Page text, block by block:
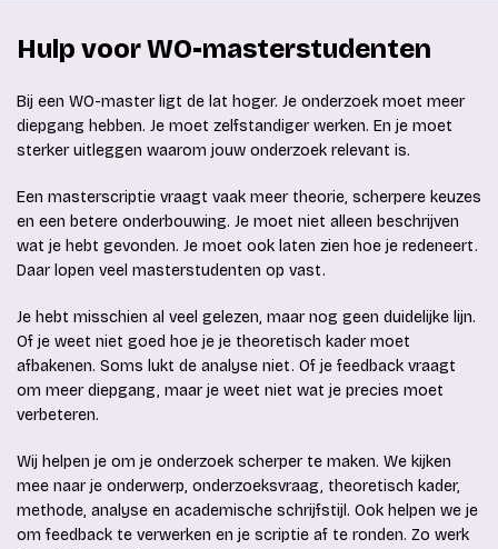
Hulp voor WO-masterstudenten
Bij een WO-master ligt de lat hoger. Je onderzoek moet meer
diepgang hebben. Je moet zelfstandiger werken. En je moet
sterker uitleggen waarom jouw onderzoek relevant is.
Een masterscriptie vraagt vaak meer theorie, scherpere keuzes
en een betere onderbouwing. Je moet niet alleen beschrijven
wat je hebt gevonden. Je moet ook laten zien hoe je redeneert.
Daar lopen veel masterstudenten op vast.
Je hebt misschien al veel gelezen, maar nog geen duidelijke lijn.
Of je weet niet goed hoe je je theoretisch kader moet
afbakenen. Soms lukt de analyse niet. Of je feedback vraagt
om meer diepgang, maar je weet niet wat je precies moet
verbeteren.
Wij helpen je om je onderzoek scherper te maken. We kijken
mee naar je onderwerp, onderzoeksvraag, theoretisch kader,
methode, analyse en academische schrijfstijl. Ook helpen we je
om feedback te verwerken en je scriptie af te ronden. Zo werk